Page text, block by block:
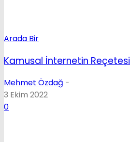
Arada Bir
Kamusal İnternetin Reçetesi
Mehmet Özdağ -
3 Ekim 2022
0